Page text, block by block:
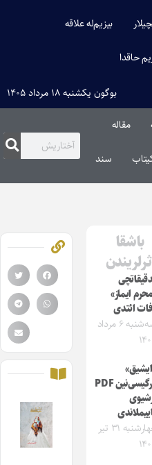
بیزیم‌له علاقه
حاقدا
بوگون یکشنبه ۱۸ مرداد ۱۴۰۵
مقاله‌
سند
باشقا
ایماز»
ائتدی
سه‌شنبه ۶ مرداد
درگیسی‌نین PDF
چهارشنبه ۳۱ تیر